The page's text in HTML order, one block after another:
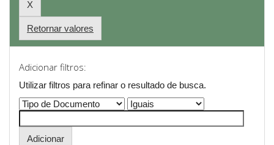
Retornar valores
Adicionar filtros:
Utilizar filtros para refinar o resultado de busca.